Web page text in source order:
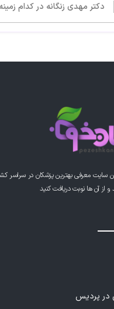
دکتر مهدی زنگانه در کدام زمینه‌های پزشکی بیمار می‌پذیرد؟
سایت معرفی بهترین پزشکان در
آن ها نوبت دریافت کنید
در پردیس